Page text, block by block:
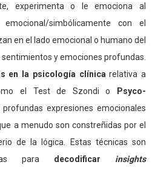
experimenta o le emociona al
simbólicamente con el
en el lado emocional o humano del
y emociones profundas.
en la psicología clínica relativa a
el Test de Szondi o
Psyco-
expresiones emocionales
a menudo son constreñidas por el
de la lógica. Estas técnicas son
para decodificar insights